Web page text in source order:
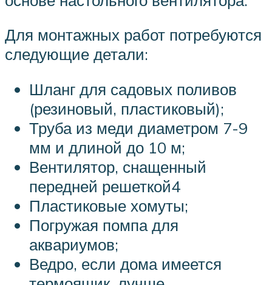
Для монтажных работ потребуются
следующие детали:
Шланг для садовых поливов
(резиновый, пластиковый);
Труба из меди диаметром 7-9
мм и длиной до 10 м;
Вентилятор, снащенный
передней решеткой4
Пластиковые хомуты;
Погружая помпа для
аквариумов;
Ведро, если дома имеется